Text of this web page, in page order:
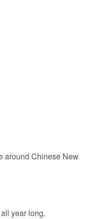
around Chinese New
year long.